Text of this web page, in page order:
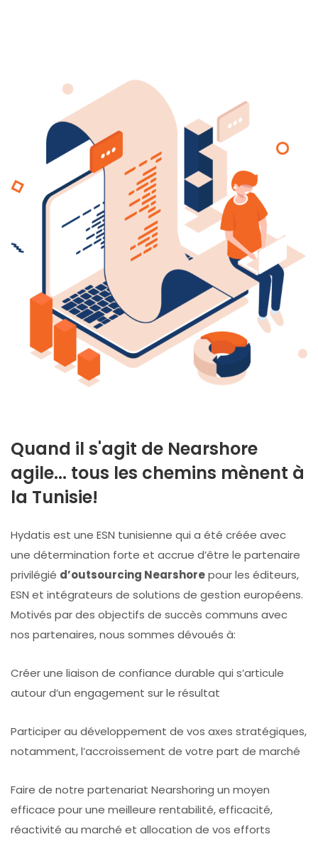
Quand il s'agit de Nearshore
agile... tous les chemins mènent à
la Tunisie!
Hydatis est une ESN tunisienne qui a été créée avec
une détermination forte et accrue d’être le partenaire
privilégié d’outsourcing Nearshorepour les éditeurs,
ESN et intégrateurs de solutions de gestion européens.
Motivés par des objectifs de succès communs avec
nos partenaires, nous sommes dévoués à:
Créer une liaison de confiance durable qui s’articule
autour d’un engagement sur le résultat
Participer au développement de vos axes stratégiques,
notamment, l’accroissement de votre part de marché
Faire de notre partenariat Nearshoring un moyen
efficace pour une meilleure rentabilité, efficacité,
réactivité au marché et allocation de vos efforts